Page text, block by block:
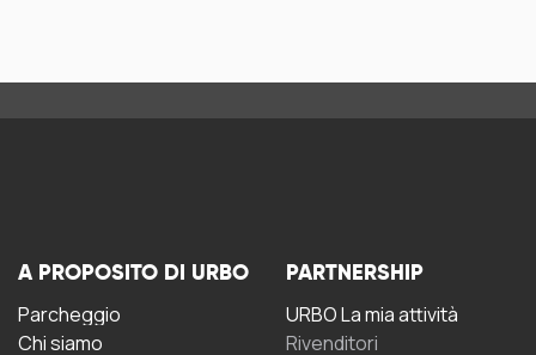
A PROPOSITO DI URBO
Parcheggio
Chi siamo
PARTNERSHIP
URBO La mia attività
Rivenditori